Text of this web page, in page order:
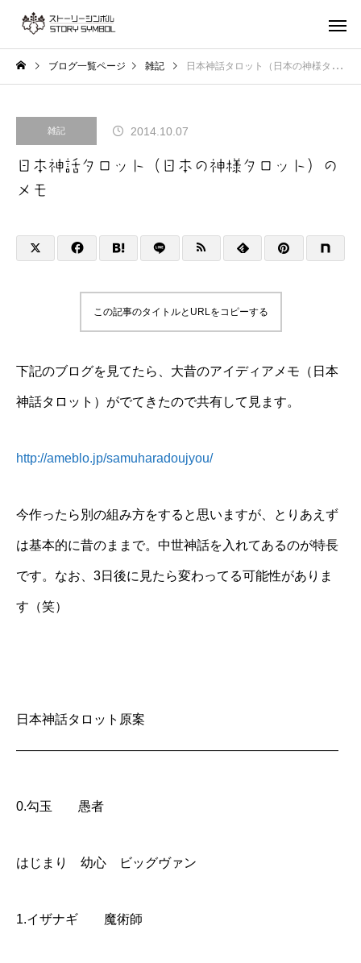
ブログ一覧ページ 雑記 日本神話タロット（日本の神様タロット）のメモ
雑記 2014.10.07
日本神話タロット（日本の神様タロット）の
メモ
この記事のタイトルとURLをコピーする
下記のブログを見てたら、大昔のアイディアメモ（日本
神話タロット）がでてきたので共有して見ます。
http://ameblo.jp/samuharadoujyou/
今作ったら別の組み方をすると思いますが、とりあえず
は基本的に昔のままで。中世神話を入れてあるのが特長
です。なお、3日後に見たら変わってる可能性がありま
す（笑）
日本神話タロット原案
—————————————————————————
0.勾玉 愚者
はじまり 幼心 ビッグヴァン
1.イザナギ 魔術師